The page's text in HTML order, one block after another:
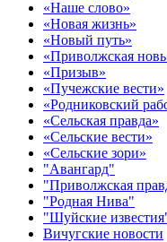
«Наше слово»
«Новая жизнь»
«Новый путь»
«Приволжская
«Призыв»
«Пучежские вести»
«Родниковский
«Сельская правда»
«Сельские вести»
«Сельские зори»
"Авангард"
"Приволжская
"Родная Нива"
"Шуйские
Вичугские новости